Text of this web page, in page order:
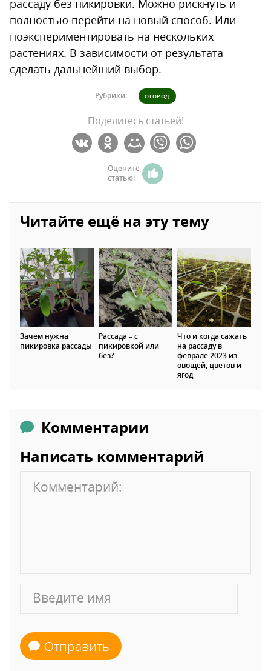
рассаду без пикировки. Можно рискнуть и
полностью перейти на новый способ. Или
поэкспериментировать на нескольких
растениях. В зависимости от результата
сделать дальнейший выбор.
Рубрики: ОГОРОД
Поделитесь статьей!
Оцените
статью:
Читайте ещё на эту тему
Зачем нужна
пикировка рассады
Рассада – с
пикировкой или
без?
Что и когда сажать
на рассаду в
феврале 2023 из
овощей, цветов и
ягод
Комментарии
Написать комментарий
Отправить